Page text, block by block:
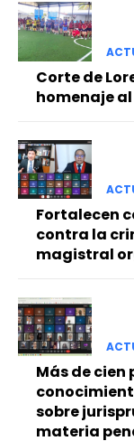
Corte de
homenaje al
Fortalecen
contra la
magistral
Más de
sobre
materia